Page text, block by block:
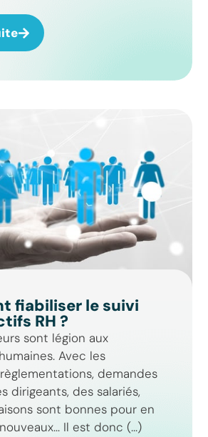
fiabiliser le suivi
RH ?
sont légion aux
Avec les
demandes
dirigeants, des salariés,
sont bonnes pour en
Il est donc (...)